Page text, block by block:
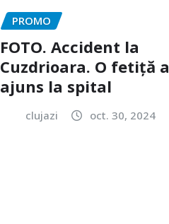
PROMO
FOTO. Accident la
Cuzdrioara. O fetiță a
ajuns la spital
clujazi oct. 30, 2024